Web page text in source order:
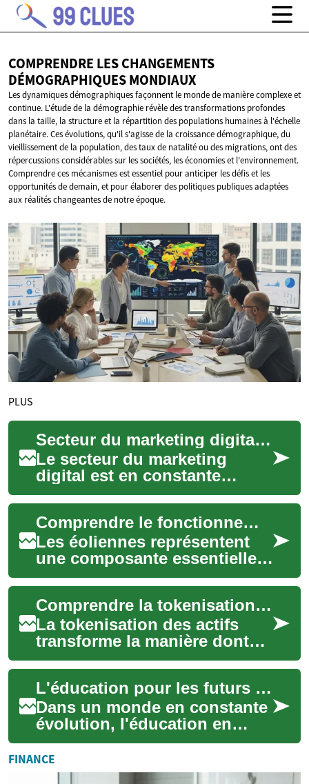
COMPRENDRE LES CHANGEMENTS
DÉMOGRAPHIQUES MONDIAUX
Les dynamiques démographiques façonnent le monde de manière complexe et
continue. L'étude de la démographie révèle des transformations profondes
dans la taille, la structure et la répartition des populations humaines à l'échelle
planétaire. Ces évolutions, qu'il s'agisse de la croissance démographique, du
vieillissement de la population, des taux de natalité ou des migrations, ont des
répercussions considérables sur les sociétés, les économies et l'environnement.
Comprendre ces mécanismes est essentiel pour anticiper les défis et les
opportunités de demain, et pour élaborer des politiques publiques adaptées
aux réalités changeantes de notre époque.
PLUS
Secteur du marketing digital : comprendre les besoins mondiaux
Le secteur du marketing
digital est en constante
évolution, transformant la
manière dont les entreprises
interagissen...
Comprendre le fonctionnement des éoliennes
Les éoliennes représentent
une composante essentielle
de la transition énergétique
mondiale, transformant la
force in...
Comprendre la tokenisation des actifs : enjeux pour les marchés mondiaux
La tokenisation des actifs
transforme la manière dont
les titres, biens immobiliers
et autres valeurs sont
représenté...
L'éducation pour les futurs leaders mondiaux
Dans un monde en constante
évolution, l'éducation en
commerce et en gestion se
positionne comme un pilier
essentiel p...
FINANCE